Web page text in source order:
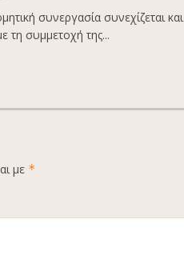
συνεργασία συνεχίζεται και
τη συμμετοχή της...
με *